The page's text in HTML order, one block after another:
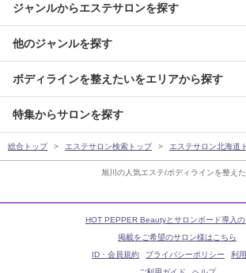
旭川の人気エステ/ボディラインを整え
ジャンルからエステサロンを探す
他のジャンルを探す
ボディラインを整えたいをエリアから探す
特集からサロンを探す
総合トップ エステサロン検索トップ エステサロン北海道
HOT PEPPER Beautyとサロンボード導入の
掲載をご希望のサロン様はこちら
ID・会員規約
プライバシーポリシー
利